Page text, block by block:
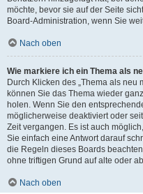
möchte, bevor sie auf der Seite
Board-Administration, wenn Sie
Nach oben
Wie markiere ich ein Thema als
Durch Klicken des „Thema als neu
können Sie das Thema wieder
holen. Wenn Sie den
möglicherweise deaktiviert oder
Zeit vergangen. Es ist auch
Sie einfach eine Antwort darauf
die Regeln dieses Boards
ohne triftigen Grund auf alte oder
Nach oben